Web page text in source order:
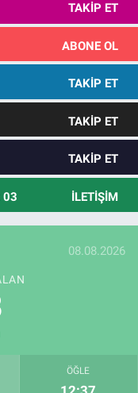
TAKIP ET
ABONE OL
TAKIP ET
TAKIP ET
TAKIP ET
03 İLETIŞIM
08.08.2026
ÖĞLE